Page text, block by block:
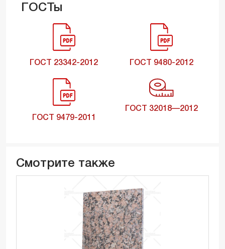
ГОСТы
ГОСТ 23342-2012 ГОСТ 9480-2012
ГОСТ 9479-2011
ГОСТ 32018—2012
Смотрите также